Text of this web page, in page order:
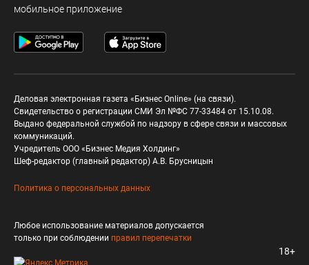
мобильное приложение
Деловая электронная газета «Бизнес Online» (на связи).
Свидетельство о регистрации СМИ Эл №ФС 77-33484 от 15.10.08.
Выдано федеральной службой по надзору в сфере связи и массовых
коммуникаций.
Учредитель ООО «Бизнес Медия Холдинг»
Шеф-редактор (главный редактор) А.В. Брусницын
Политика о персональных данных
Любое использование материалов допускается
только при соблюдении правил перепечатки
18+